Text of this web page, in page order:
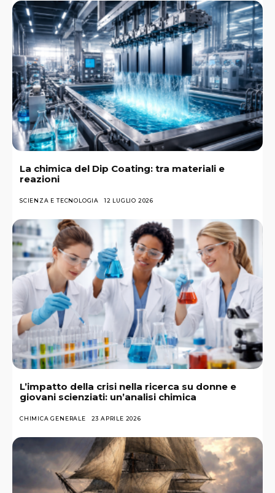
La chimica del Dip Coating: tra materiali e
reazioni
SCIENZA E TECNOLOGIA 12 LUGLIO 2026
L’impatto della crisi nella ricerca su donne e
giovani scienziati: un’analisi chimica
CHIMICA GENERALE 23 APRILE 2026